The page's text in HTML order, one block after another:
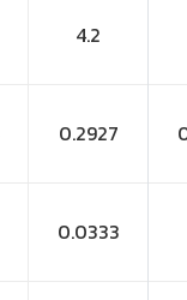
4.2
0.2927
0.0333